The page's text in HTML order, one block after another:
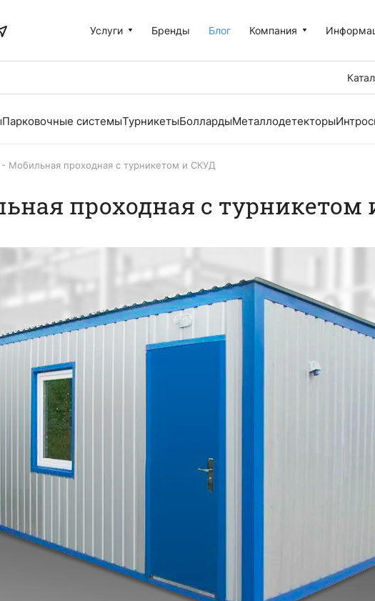
Услуги Бренды Блог Компания
Парковочные системыТурникетыБоллардыМеталлодетекторы
- Мобильная проходная с турникетом и СКУД
проходная с